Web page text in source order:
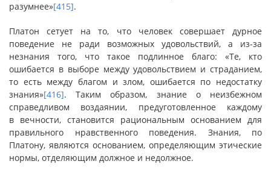
разумнее»[415].
Платон сетует на то, что человек совершает дурное
поведение не ради возможных удовольствий, а из-за
незнания того, что такое подлинное благо: «Те, кто
ошибается в выборе между удовольствием и страданием,
то есть между благом и злом, ошибается по недостатку
знания»[416]. Таким образом, знание о неизбежном
справедливом воздаянии, предуготовленное каждому
в вечности, становится рациональным основанием для
правильного нравственного поведения. Знания, по
Платону, являются основанием, определяющим этические
нормы, отделяющим должное и недолжное.